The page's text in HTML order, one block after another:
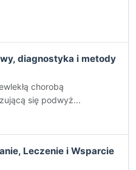
diagnostyka i metody
chorobą
się podwyż...
Leczenie i Wsparcie